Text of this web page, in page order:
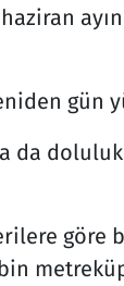
gün
da
göre